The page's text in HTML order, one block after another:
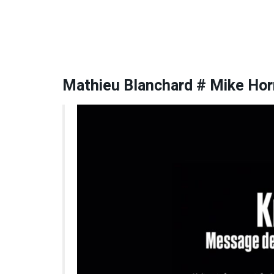
Mathieu Blanchard # Mike